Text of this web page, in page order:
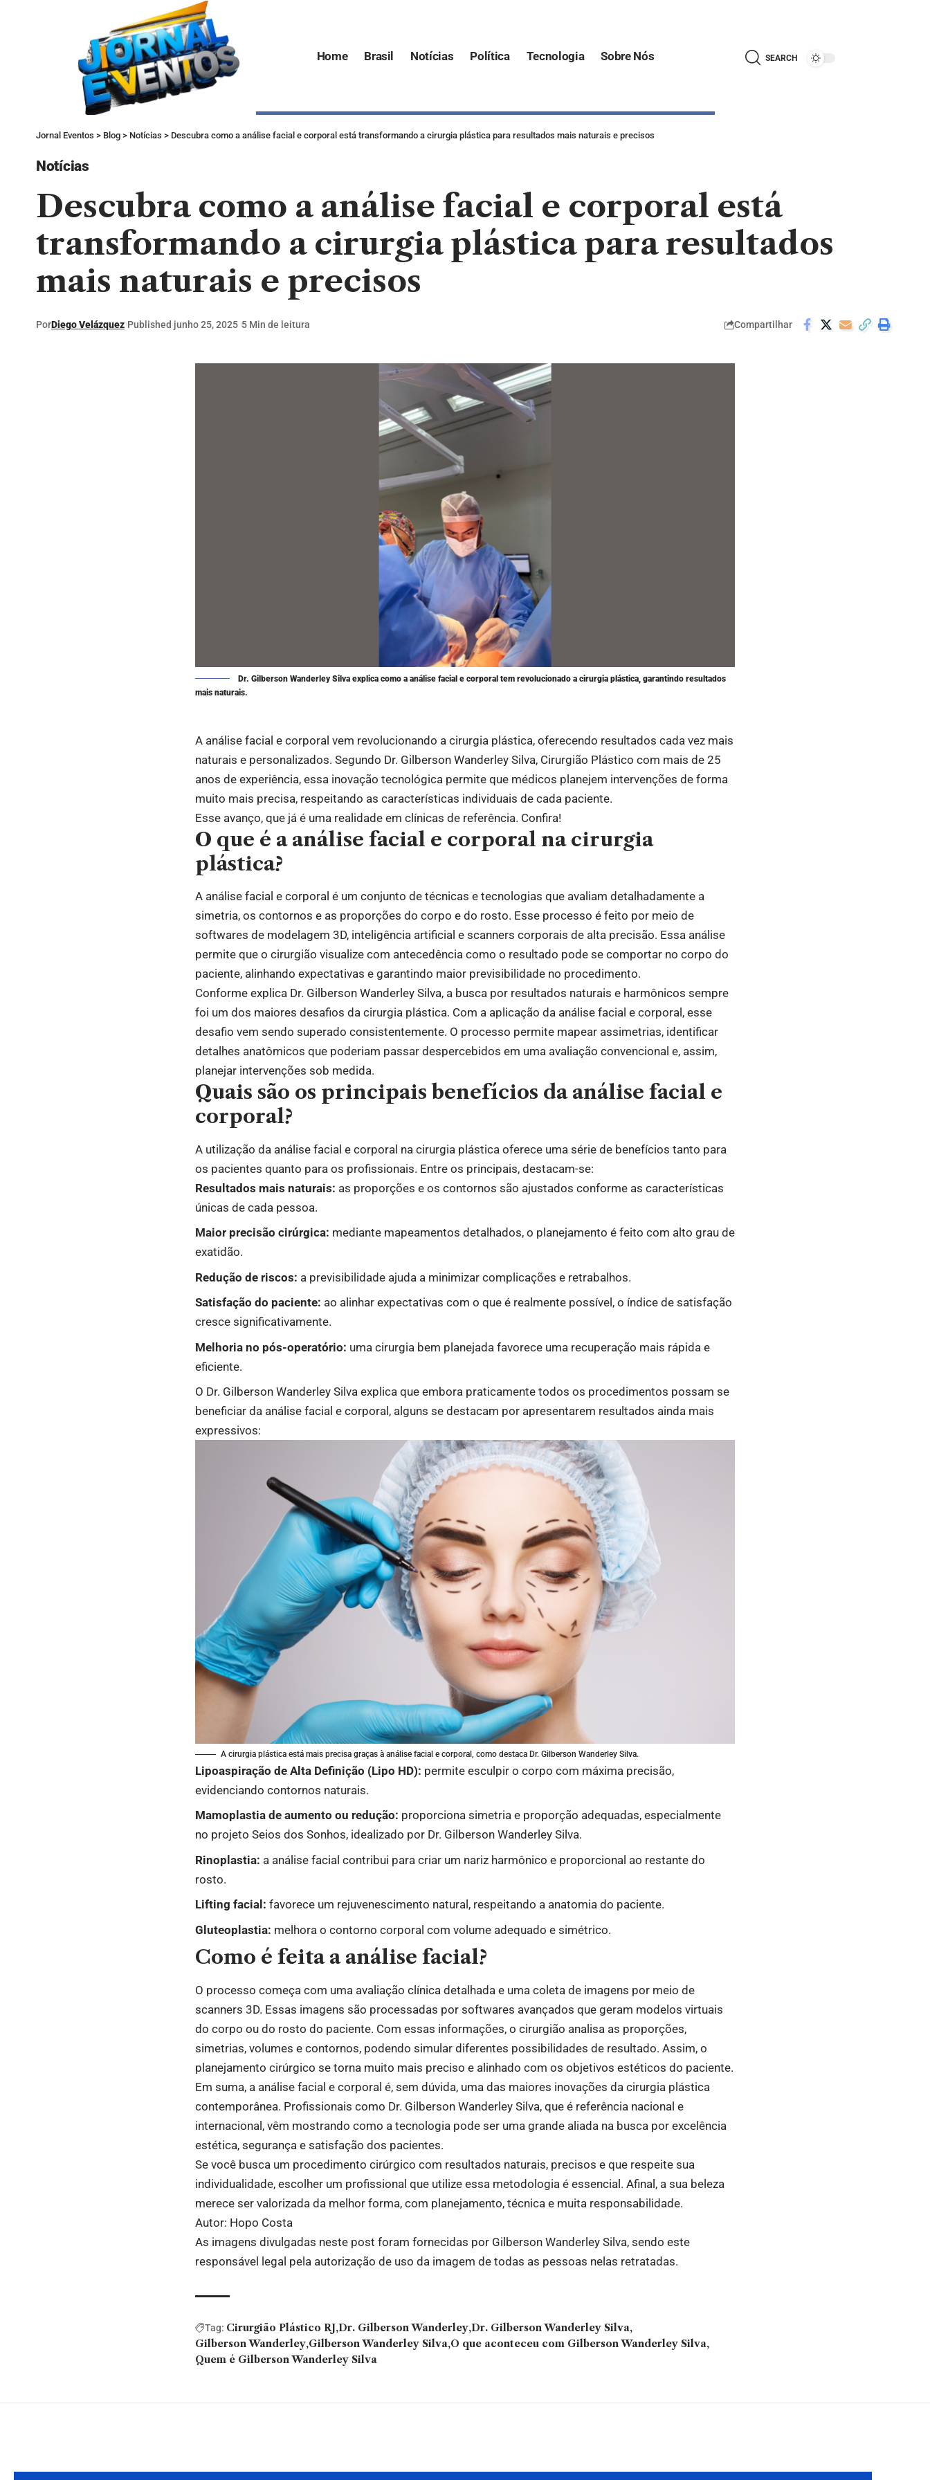
Home Brasil Notícias Política Tecnologia Sobre Nós SEARCH
Jornal Eventos > Blog > Notícias > Descubra como a análise facial e corporal está transformando a cirurgia plástica para resultados mais naturais e precisos
Notícias
Descubra como a análise facial e corporal está
transformando a cirurgia plástica para resultados
mais naturais e precisos
PorDiego Velázquez Published junho 25, 2025 5 Min de leitura Compartilhar
Dr. Gilberson Wanderley Silva explica como a análise facial e corporal tem revolucionado a cirurgia plástica, garantindo resultados
mais naturais.
A análise facial e corporal vem revolucionando a cirurgia plástica, oferecendo resultados cada vez mais
naturais e personalizados. Segundo Dr. Gilberson Wanderley Silva, Cirurgião Plástico com mais de 25
anos de experiência, essa inovação tecnológica permite que médicos planejem intervenções de forma
muito mais precisa, respeitando as características individuais de cada paciente.
Esse avanço, que já é uma realidade em clínicas de referência. Confira!
O que é a análise facial e corporal na cirurgia
plástica?
A análise facial e corporal é um conjunto de técnicas e tecnologias que avaliam detalhadamente a
simetria, os contornos e as proporções do corpo e do rosto. Esse processo é feito por meio de
softwares de modelagem 3D, inteligência artificial e scanners corporais de alta precisão. Essa análise
permite que o cirurgião visualize com antecedência como o resultado pode se comportar no corpo do
paciente, alinhando expectativas e garantindo maior previsibilidade no procedimento.
Conforme explica Dr. Gilberson Wanderley Silva, a busca por resultados naturais e harmônicos sempre
foi um dos maiores desafios da cirurgia plástica. Com a aplicação da análise facial e corporal, esse
desafio vem sendo superado consistentemente. O processo permite mapear assimetrias, identificar
detalhes anatômicos que poderiam passar despercebidos em uma avaliação convencional e, assim,
planejar intervenções sob medida.
Quais são os principais benefícios da análise facial e
corporal?
A utilização da análise facial e corporal na cirurgia plástica oferece uma série de benefícios tanto para
os pacientes quanto para os profissionais. Entre os principais, destacam-se:
Resultados mais naturais: as proporções e os contornos são ajustados conforme as características
únicas de cada pessoa.
Maior precisão cirúrgica: mediante mapeamentos detalhados, o planejamento é feito com alto grau de
exatidão.
Redução de riscos: a previsibilidade ajuda a minimizar complicações e retrabalhos.
Satisfação do paciente: ao alinhar expectativas com o que é realmente possível, o índice de satisfação
cresce significativamente.
Melhoria no pós-operatório: uma cirurgia bem planejada favorece uma recuperação mais rápida e
eficiente.
O Dr. Gilberson Wanderley Silva explica que embora praticamente todos os procedimentos possam se
beneficiar da análise facial e corporal, alguns se destacam por apresentarem resultados ainda mais
expressivos:
A cirurgia plástica está mais precisa graças à análise facial e corporal, como destaca Dr. Gilberson Wanderley Silva.
Lipoaspiração de Alta Definição (Lipo HD): permite esculpir o corpo com máxima precisão,
evidenciando contornos naturais.
Mamoplastia de aumento ou redução: proporciona simetria e proporção adequadas, especialmente
no projeto Seios dos Sonhos, idealizado por Dr. Gilberson Wanderley Silva.
Rinoplastia: a análise facial contribui para criar um nariz harmônico e proporcional ao restante do
rosto.
Lifting facial: favorece um rejuvenescimento natural, respeitando a anatomia do paciente.
Gluteoplastia: melhora o contorno corporal com volume adequado e simétrico.
Como é feita a análise facial?
O processo começa com uma avaliação clínica detalhada e uma coleta de imagens por meio de
scanners 3D. Essas imagens são processadas por softwares avançados que geram modelos virtuais
do corpo ou do rosto do paciente. Com essas informações, o cirurgião analisa as proporções,
simetrias, volumes e contornos, podendo simular diferentes possibilidades de resultado. Assim, o
planejamento cirúrgico se torna muito mais preciso e alinhado com os objetivos estéticos do paciente.
Em suma, a análise facial e corporal é, sem dúvida, uma das maiores inovações da cirurgia plástica
contemporânea. Profissionais como Dr. Gilberson Wanderley Silva, que é referência nacional e
internacional, vêm mostrando como a tecnologia pode ser uma grande aliada na busca por excelência
estética, segurança e satisfação dos pacientes.
Se você busca um procedimento cirúrgico com resultados naturais, precisos e que respeite sua
individualidade, escolher um profissional que utilize essa metodologia é essencial. Afinal, a sua beleza
merece ser valorizada da melhor forma, com planejamento, técnica e muita responsabilidade.
Autor: Hopo Costa
As imagens divulgadas neste post foram fornecidas por Gilberson Wanderley Silva, sendo este
responsável legal pela autorização de uso da imagem de todas as pessoas nelas retratadas.
Tag: Cirurgião Plástico RJ Dr. Gilberson Wanderley Dr. Gilberson Wanderley Silva
Gilberson Wanderley Gilberson Wanderley Silva O que aconteceu com Gilberson Wanderley Silva
Quem é Gilberson Wanderley Silva